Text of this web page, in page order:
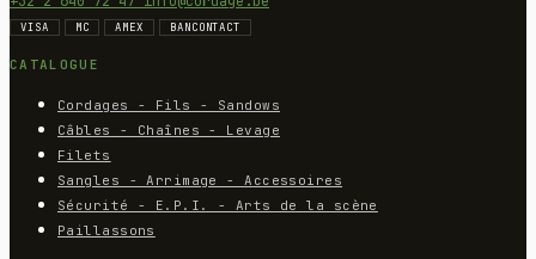
VISA MC AMEX BANCONTACT
CATALOGUE
Cordages - Fils - Sandows
Câbles - Chaînes - Levage
Filets
Sangles - Arrimage - Accessoires
Sécurité - E.P.I. - Arts de la scène
Paillassons